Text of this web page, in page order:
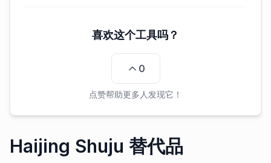
喜欢这个工具吗？
0
点赞帮助更多人发现它！
Haijing Shuju 替代品